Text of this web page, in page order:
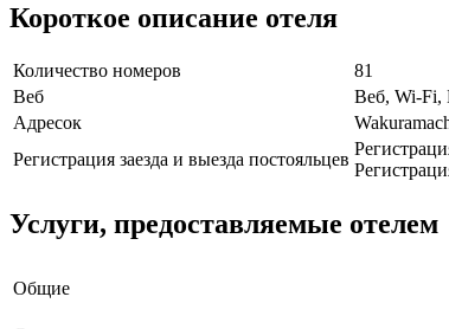
Короткое описание отеля
Количество номеров
81
Веб
Веб, Wi-Fi,
Адресок
Регистрация заезда и выезда постояльцев
Услуги, предоставляемые отелем
Общие